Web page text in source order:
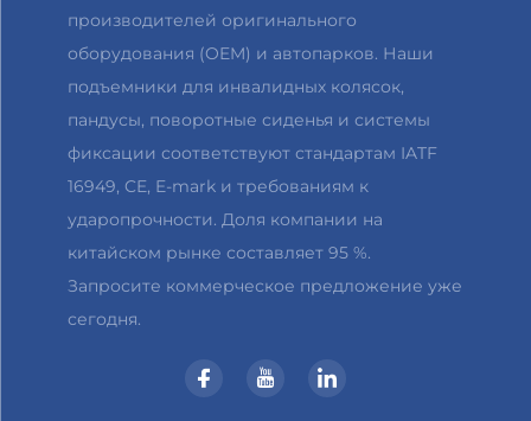
производителей оригинального
оборудования (OEM) и автопарков. Наши
подъемники для инвалидных колясок,
пандусы, поворотные сиденья и системы
фиксации соответствуют стандартам IATF
16949, CE, E-mark и требованиям к
ударопрочности. Доля компании на
китайском рынке составляет 95 %.
Запросите коммерческое предложение уже
сегодня.